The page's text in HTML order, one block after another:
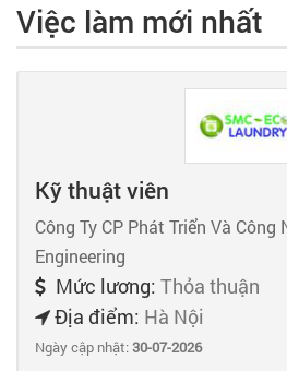
Việc làm mới nhất
Kỹ thuật viên
Công Ty CP Phát Triển Và Công
Engineering
Mức lương: Thỏa thuận
Địa điểm: Hà Nội
Ngày cập nhật:30-07-2026